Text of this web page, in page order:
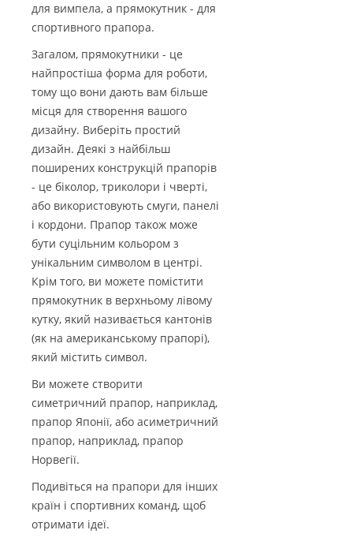
для вимпела, а прямокутник - для
спортивного прапора.
Загалом, прямокутники - це
найпростіша форма для роботи,
тому що вони дають вам більше
місця для створення вашого
дизайну. Виберіть простий
дизайн. Деякі з найбільш
поширених конструкцій прапорів
- це біколор, триколори і чверті,
або використовують смуги, панелі
і кордони. Прапор також може
бути суцільним кольором з
унікальним символом в центрі.
Крім того, ви можете помістити
прямокутник в верхньому лівому
кутку, який називається кантонів
(як на американському прапорі),
який містить символ.
Ви можете створити
симетричний прапор, наприклад,
прапор Японії, або асиметричний
прапор, наприклад, прапор
Норвегії.
Подивіться на прапори для інших
країн і спортивних команд, щоб
отримати ідеї.